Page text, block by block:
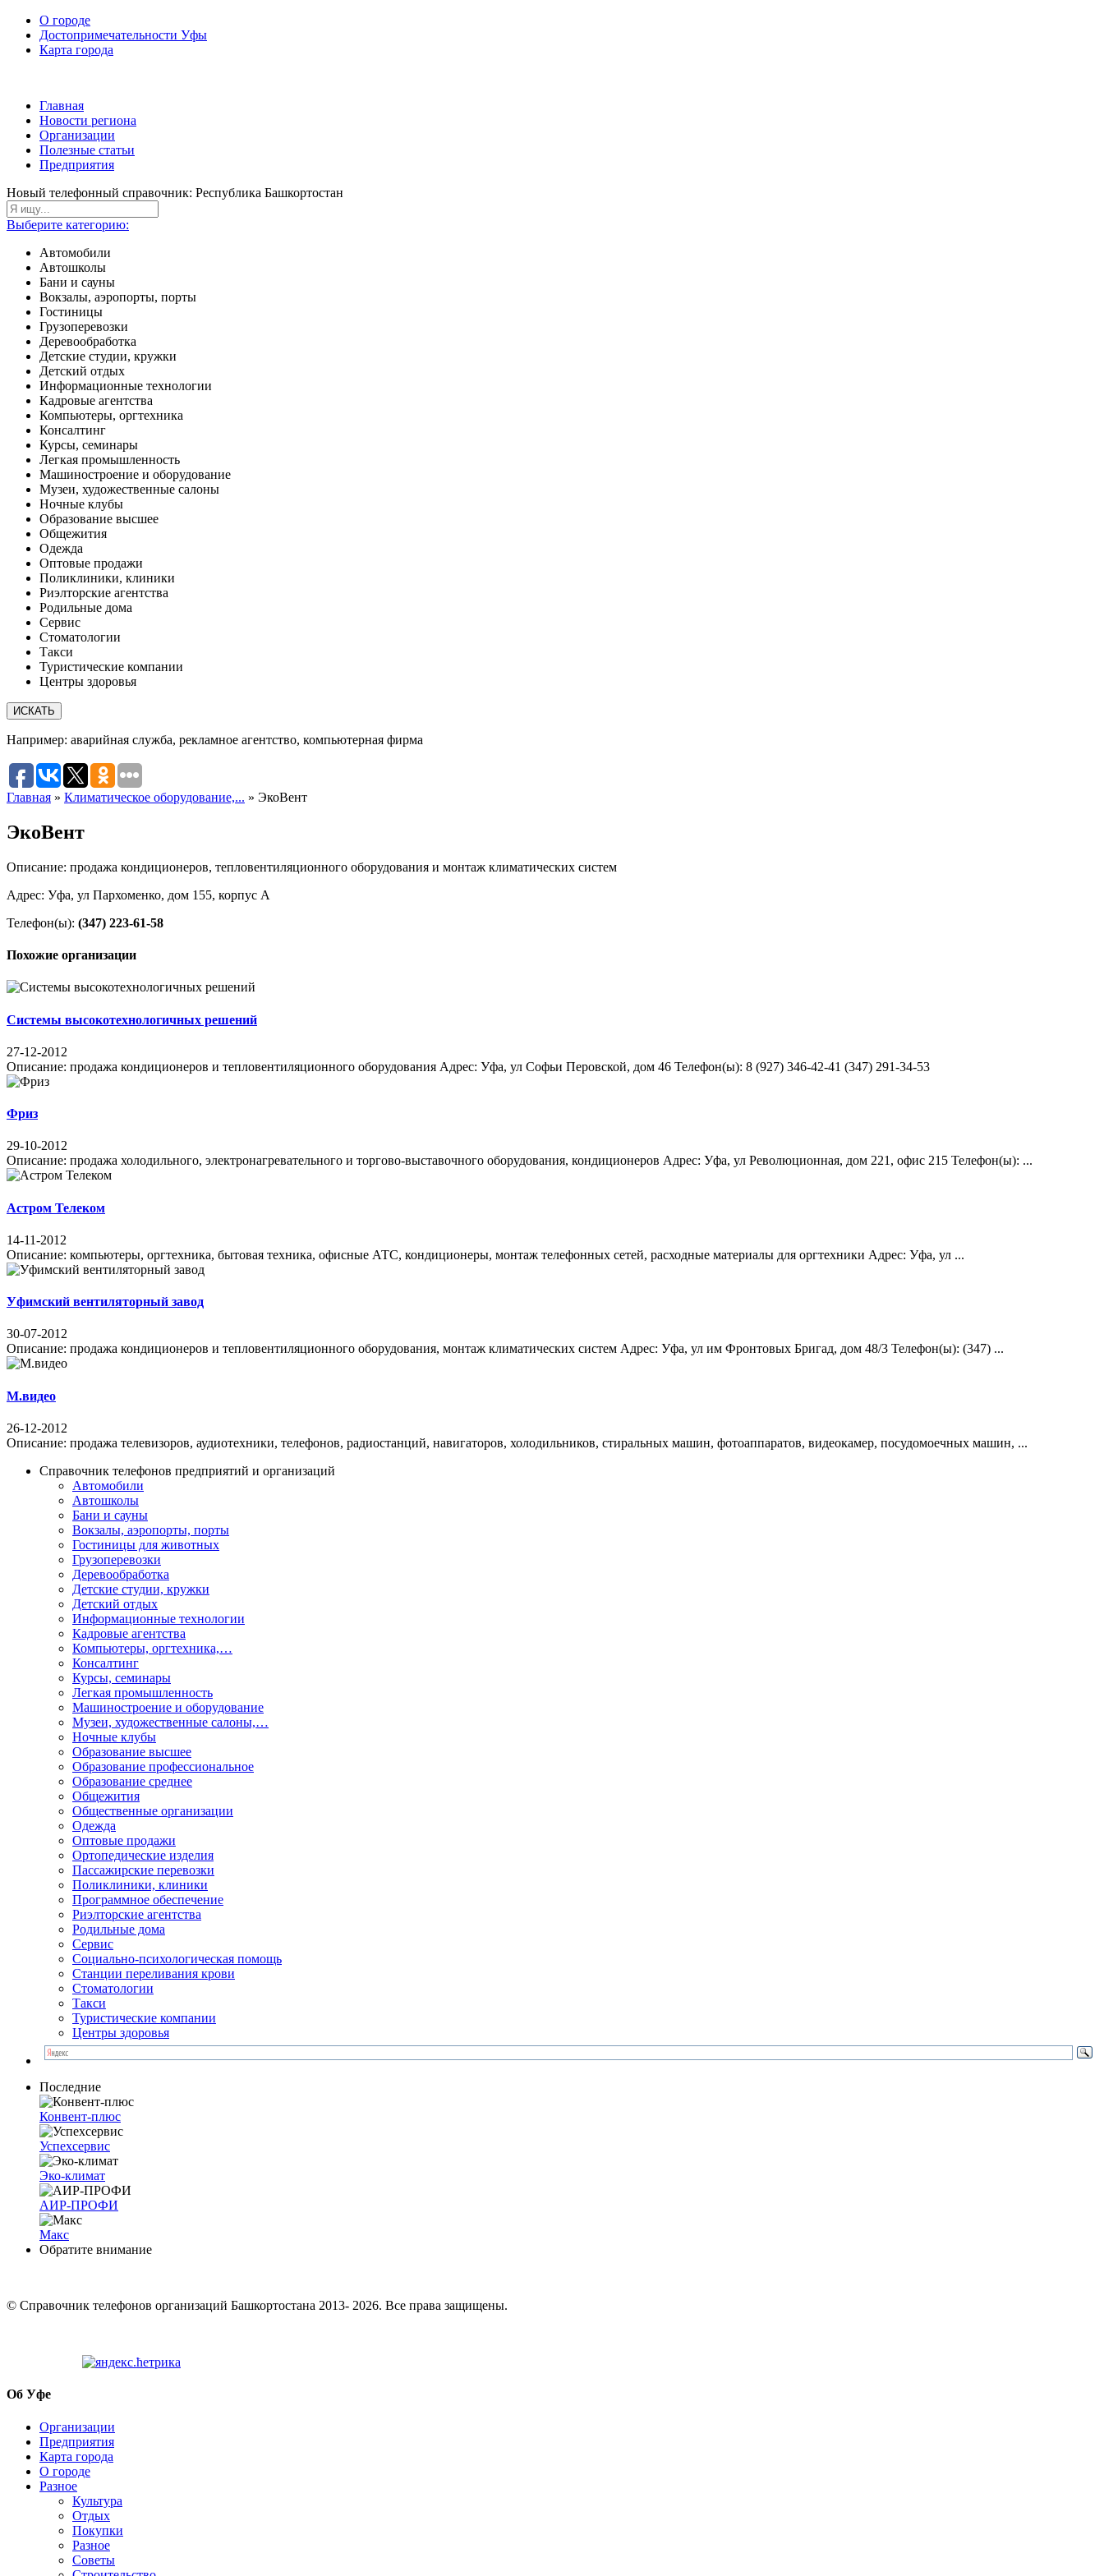
О городе
Достопримечательности Уфы
Карта города
Главная
Новости региона
Организации
Полезные статьи
Предприятия
Новый телефонный справочник: Республика Башкортостан
Выберите категорию:
Автомобили
Автошколы
Бани и сауны
Вокзалы, аэропорты, порты
Гостиницы
Грузоперевозки
Деревообработка
Детские студии, кружки
Детский отдых
Информационные технологии
Кадровые агентства
Компьютеры, оргтехника
Консалтинг
Курсы, семинары
Легкая промышленность
Машиностроение и оборудование
Музеи, художественные салоны
Ночные клубы
Образование высшее
Общежития
Одежда
Оптовые продажи
Поликлиники, клиники
Риэлторские агентства
Родильные дома
Сервис
Стоматологии
Такси
Туристические компании
Центры здоровья
Например: аварийная служба, рекламное агентство, компьютерная фирма
Главная » Климатическое оборудование,... » ЭкоВент
ЭкоВент
Описание: продажа кондиционеров, тепловентиляционного оборудования и монтаж климатических систем
Адрес: Уфа, ул Пархоменко, дом 155, корпус А
Телефон(ы): (347) 223-61-58
Похожие организации
Системы высокотехнологичных решений
27-12-2012
Описание: продажа кондиционеров и тепловентиляционного оборудования Адрес: Уфа, ул Софьи Перовской, дом 46 Телефон(ы): 8 (927) 346-42-41 (347) 291-34-53
Фриз
29-10-2012
Описание: продажа холодильного, электронагревательного и торгово-выставочного оборудования, кондиционеров Адрес: Уфа, ул Революционная, дом 221, офис 215 Телефон(ы): ...
Астром Телеком
14-11-2012
Описание: компьютеры, оргтехника, бытовая техника, офисные АТС, кондиционеры, монтаж телефонных сетей, расходные материалы для оргтехники Адрес: Уфа, ул ...
Уфимский вентиляторный завод
30-07-2012
Описание: продажа кондиционеров и тепловентиляционного оборудования, монтаж климатических систем Адрес: Уфа, ул им Фронтовых Бригад, дом 48/3 Телефон(ы): (347) ...
М.видео
26-12-2012
Описание: продажа телевизоров, аудиотехники, телефонов, радиостанций, навигаторов, холодильников, стиральных машин, фотоаппаратов, видеокамер, посудомоечных машин, ...
Справочник телефонов предприятий и организаций
Автомобили
Автошколы
Бани и сауны
Вокзалы, аэропорты, порты
Гостиницы для животных
Грузоперевозки
Деревообработка
Детские студии, кружки
Детский отдых
Информационные технологии
Кадровые агентства
Компьютеры, оргтехника,…
Консалтинг
Курсы, семинары
Легкая промышленность
Машиностроение и оборудование
Музеи, художественные салоны,…
Ночные клубы
Образование высшее
Образование профессиональное
Образование среднее
Общежития
Общественные организации
Одежда
Оптовые продажи
Ортопедические изделия
Пассажирские перевозки
Поликлиники, клиники
Программное обеспечение
Риэлторские агентства
Родильные дома
Сервис
Социально-психологическая помощь
Станции переливания крови
Стоматологии
Такси
Туристические компании
Центры здоровья
Последние
Конвент-плюс
Успехсервис
Эко-климат
АИР-ПРОФИ
Макс
Обратите внимание
© Cправочник телефонов организаций Башкортостана 2013- 2026. Все права защищены.
Об Уфе
Организации
Предприятия
Карта города
О городе
Разное
Культура
Отдых
Покупки
Разное
Советы